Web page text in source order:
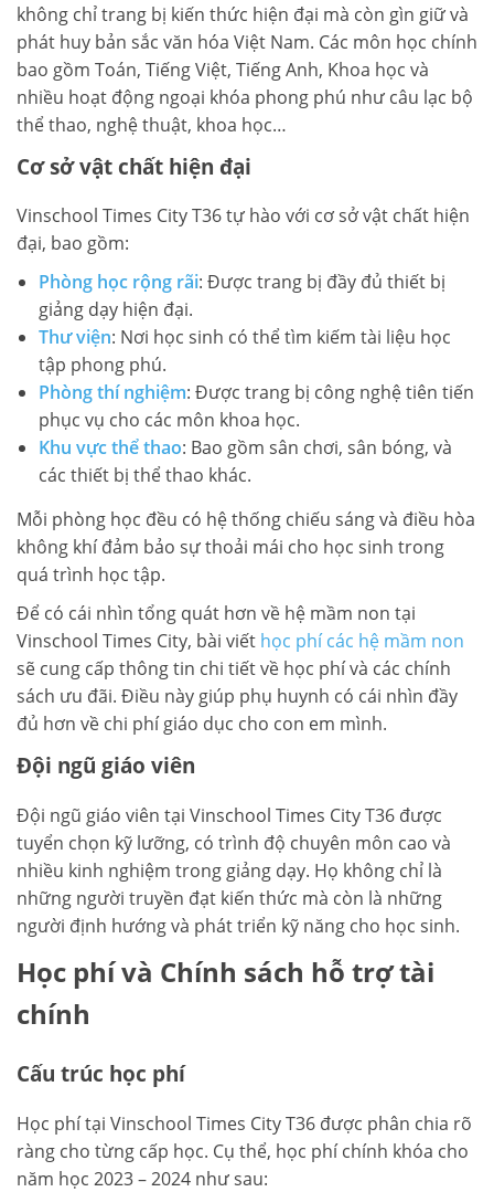
không chỉ trang bị kiến thức hiện đại mà còn gìn giữ và
phát huy bản sắc văn hóa Việt Nam. Các môn học chính
bao gồm Toán, Tiếng Việt, Tiếng Anh, Khoa học và
nhiều hoạt động ngoại khóa phong phú như câu lạc bộ
thể thao, nghệ thuật, khoa học…
Cơ sở vật chất hiện đại
Vinschool Times City T36 tự hào với cơ sở vật chất hiện
đại, bao gồm:
Phòng học rộng rãi: Được trang bị đầy đủ thiết bị
giảng dạy hiện đại.
Thư viện: Nơi học sinh có thể tìm kiếm tài liệu học
tập phong phú.
Phòng thí nghiệm: Được trang bị công nghệ tiên tiến
phục vụ cho các môn khoa học.
Khu vực thể thao: Bao gồm sân chơi, sân bóng, và
các thiết bị thể thao khác.
Mỗi phòng học đều có hệ thống chiếu sáng và điều hòa
không khí đảm bảo sự thoải mái cho học sinh trong
quá trình học tập.
Để có cái nhìn tổng quát hơn về hệ mầm non tại
Vinschool Times City, bài viết học phí các hệ mầm non
sẽ cung cấp thông tin chi tiết về học phí và các chính
sách ưu đãi. Điều này giúp phụ huynh có cái nhìn đầy
đủ hơn về chi phí giáo dục cho con em mình.
Đội ngũ giáo viên
Đội ngũ giáo viên tại Vinschool Times City T36 được
tuyển chọn kỹ lưỡng, có trình độ chuyên môn cao và
nhiều kinh nghiệm trong giảng dạy. Họ không chỉ là
những người truyền đạt kiến thức mà còn là những
người định hướng và phát triển kỹ năng cho học sinh.
Học phí và Chính sách hỗ trợ tài
chính
Cấu trúc học phí
Học phí tại Vinschool Times City T36 được phân chia rõ
ràng cho từng cấp học. Cụ thể, học phí chính khóa cho
năm học 2023 – 2024 như sau: